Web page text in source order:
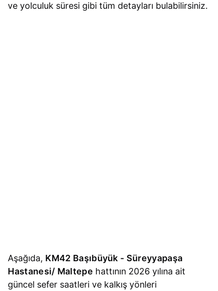
ve yolculuk süresi gibi tüm detayları bulabilirsiniz.
Aşağıda, KM42 Başıbüyük - Süreyyapaşa
Hastanesi/ Maltepe hattının 2026 yılına ait
güncel sefer saatleri ve kalkış yönleri